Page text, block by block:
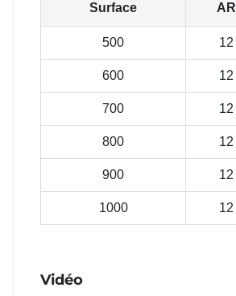
Surface AR
500 12
600 12
700 12
800 12
900 12
1000 12
Vidéo